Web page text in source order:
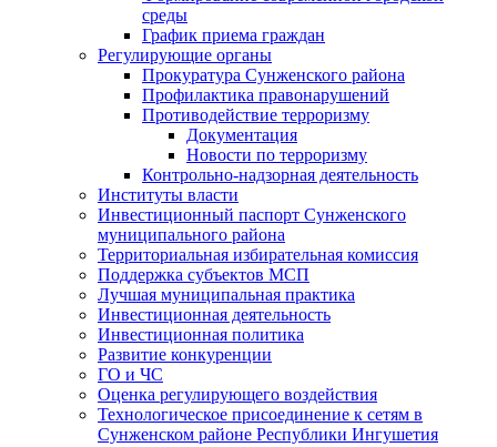
среды
График приема граждан
Регулирующие органы
Прокуратура Сунженского района
Профилактика правонарушений
Противодействие терроризму
Документация
Новости по терроризму
Контрольно-надзорная деятельность
Институты власти
Инвестиционный паспорт Сунженского
муниципального района
Территориальная избирательная комиссия
Поддержка субъектов МСП
Лучшая муниципальная практика
Инвестиционная деятельность
Инвестиционная политика
Развитие конкуренции
ГО и ЧС
Оценка регулирующего воздействия
Технологическое присоединение к сетям в
Сунженском районе Республики Ингушетия